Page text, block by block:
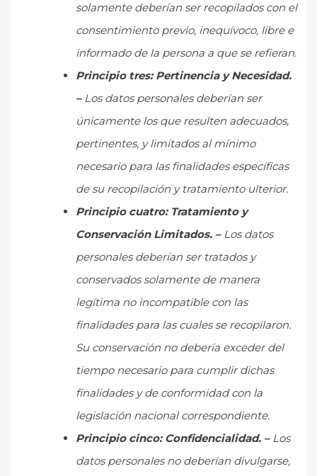
solamente deberían ser recopilados con el
consentimiento previo, inequívoco, libre e
informado de la persona a que se refieran.
Principio tres: Pertinencia y Necesidad.
–Los datos personales deberían ser
únicamente los que resulten adecuados,
pertinentes, y limitados al mínimo
necesario para las finalidades específicas
de su recopilación y tratamiento ulterior.
Principio cuatro: Tratamiento y
Conservación Limitados. –Los datos
personales deberían ser tratados y
conservados solamente de manera
legítima no incompatible con las
finalidades para las cuales se recopilaron.
Su conservación no debería exceder del
tiempo necesario para cumplir dichas
finalidades y de conformidad con la
legislación nacional correspondiente.
Principio cinco: Confidencialidad. –Los
datos personales no deberían divulgarse,